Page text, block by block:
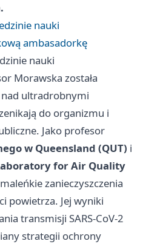
nauki
ambasadorkę
nauki
Morawska została
ultradrobnymi
do organizmu i
Jako profesor
w Queensland (QUT) i
for Air Quality
zanieczyszczenia
powietrza. Jej wyniki
transmisji SARS‑CoV‑2
strategii ochrony